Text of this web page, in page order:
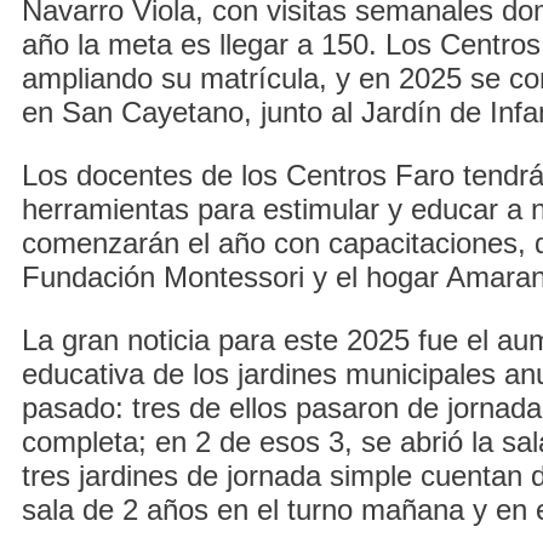
Navarro Viola, con visitas semanales
año la meta es llegar a 150. Los
ampliando su matrícula, y en 2025 se
en San Cayetano, junto al Jardín de
Los docentes de los Centros Faro
herramientas para estimular y educar a
comenzarán el año con capacitaciones,
Fundación Montessori y el hogar
La gran noticia para este 2025 fue el
educativa de los jardines municipales
pasado: tres de ellos pasaron de
completa; en 2 de esos 3, se abrió la
tres jardines de jornada simple cuentan
sala de 2 años en el turno mañana y en